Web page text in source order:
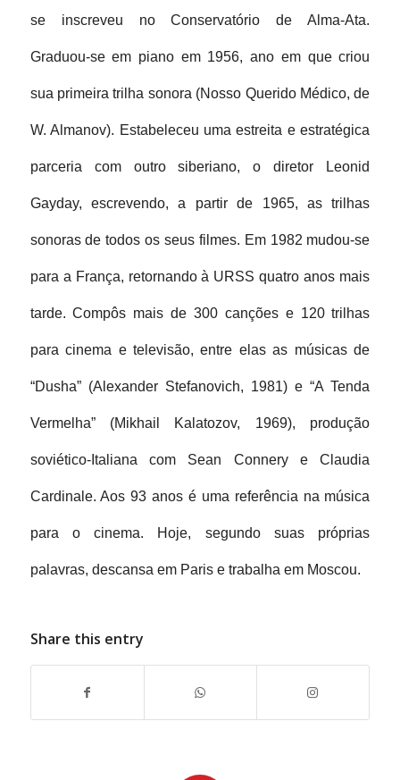
se inscreveu no Conservatório de Alma-Ata.
Graduou-se em piano em 1956, ano em que criou
sua primeira trilha sonora (Nosso Querido Médico, de
W. Almanov). Estabeleceu uma estreita e estratégica
parceria com outro siberiano, o diretor Leonid
Gayday, escrevendo, a partir de 1965, as trilhas
sonoras de todos os seus filmes. Em 1982 mudou-se
para a França, retornando à URSS quatro anos mais
tarde. Compôs mais de 300 canções e 120 trilhas
para cinema e televisão, entre elas as músicas de
“Dusha” (Alexander Stefanovich, 1981) e “A Tenda
Vermelha” (Mikhail Kalatozov, 1969), produção
soviético-Italiana com Sean Connery e Claudia
Cardinale. Aos 93 anos é uma referência na música
para o cinema. Hoje, segundo suas próprias
palavras, descansa em Paris e trabalha em Moscou.
Share this entry